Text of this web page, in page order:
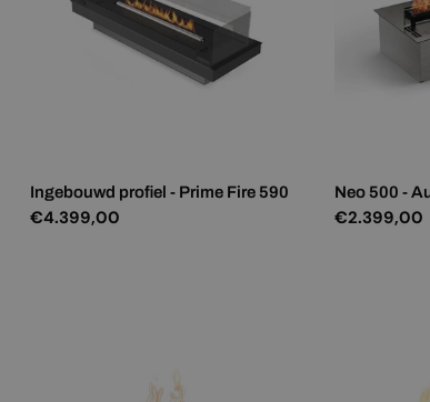
Ingebouwd profiel - Prime Fire 590
Normale
€4.399,00
Neo 500 -
Normale
€2.399,00